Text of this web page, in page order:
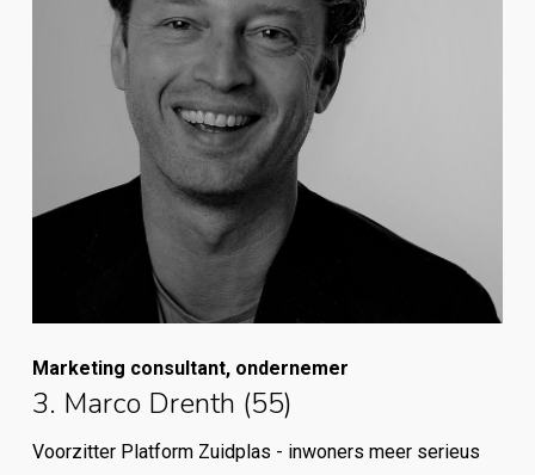
Marketing consultant, ondernemer
3. Marco Drenth (55)
Voorzitter Platform Zuidplas - inwoners meer serieus